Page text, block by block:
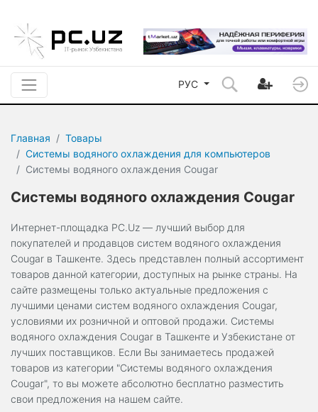
РУС
Главная
Товары
Системы водяного охлаждения для компьютеров
Системы водяного охлаждения Cougar
Системы водяного охлаждения Cougar
Интернет-площадка PC.Uz — лучший выбор для
покупателей и продавцов систем водяного охлаждения
Cougar в Ташкенте. Здесь представлен полный ассортимент
товаров данной категории, доступных на рынке страны. На
сайте размещены только актуальные предложения с
лучшими ценами систем водяного охлаждения Cougar,
условиями их розничной и оптовой продажи. Системы
водяного охлаждения Cougar в Ташкенте и Узбекистане от
лучших поставщиков. Если Вы занимаетесь продажей
товаров из категории "Системы водяного охлаждения
Cougar", то вы можете абсолютно бесплатно разместить
свои предложения на нашем сайте.